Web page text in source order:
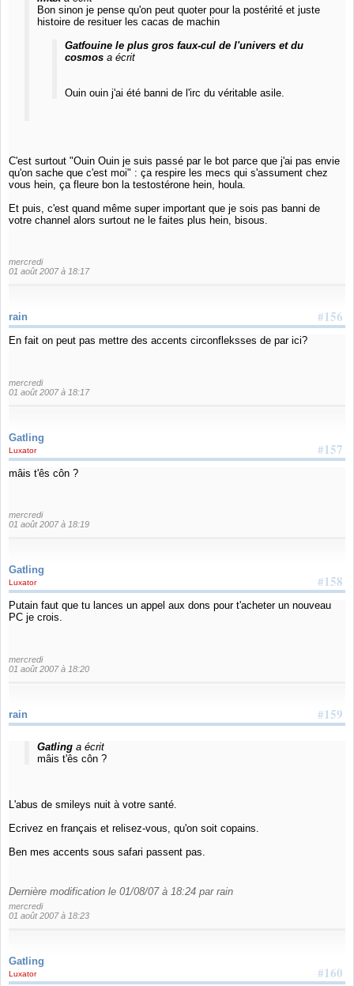
Bon sinon je pense qu'on peut quoter pour la postérité et juste
histoire de resituer les cacas de machin
Gatfouine le plus gros faux-cul de l'univers et du
cosmos a écrit
Ouin ouin j'ai été banni de l'irc du véritable asile.
C'est surtout "Ouin Ouin je suis passé par le bot parce que j'ai pas envie
qu'on sache que c'est moi" : ça respire les mecs qui s'assument chez
vous hein, ça fleure bon la testostérone hein, houla.
Et puis, c'est quand même super important que je sois pas banni de
votre channel alors surtout ne le faites plus hein, bisous.
mercredi
01 août 2007 à 18:17
#156
rain
En fait on peut pas mettre des accents circonfleksses de par ici?
mercredi
01 août 2007 à 18:17
Gatling
#157
Luxator
mâis t'ês côn ?
mercredi
01 août 2007 à 18:19
Gatling
#158
Luxator
Putain faut que tu lances un appel aux dons pour t'acheter un nouveau
PC je crois.
mercredi
01 août 2007 à 18:20
#159
rain
Gatlinga écrit
mâis t'ês côn ?
L'abus de smileys nuit à votre santé.
Ecrivez en français et relisez-vous, qu'on soit copains.
Ben mes accents sous safari passent pas.
Dernière modification le 01/08/07 à 18:24 par rain
mercredi
01 août 2007 à 18:23
Gatling
#160
Luxator